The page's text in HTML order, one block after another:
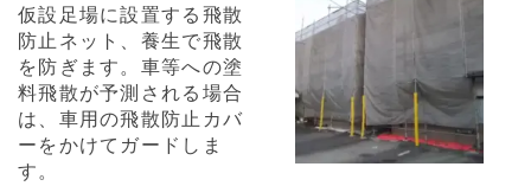
仮設足場に設置する飛散
防止ネット、養生で飛散
を防ぎます。車等への塗
料飛散が予測される場合
は、車用の飛散防止カバ
ーをかけてガードしま
す。